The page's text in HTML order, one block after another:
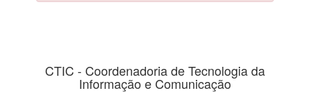
CTIC - Coordenadoria de Tecnologia da
Informação e Comunicação